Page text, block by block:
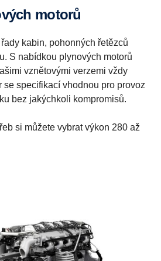
motorů
kabin, pohonných řetězců
S nabídkou plynových motorů
vznětovými verzemi vždy
se specifikací vhodnou pro provoz
bez jakýchkoli kompromisů.
si můžete vybrat výkon 280 až